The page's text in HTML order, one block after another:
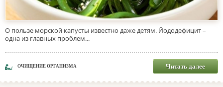
О пользе морской капусты известно даже детям. Йододефицит –
одна из главных проблем...
ОЧИЩЕНИЕ ОРГАНИЗМА Читать далее